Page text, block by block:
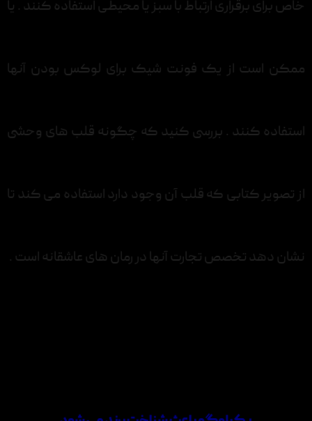
خاص برای برقراری ارتباط با سبز یا محیطی استفاده کنند . یا
ممکن است از یک فونت شیک برای لوکس بودن آنها
استفاده کنند . بررسی کنید که چگونه قلب های وحشی
از تصویر کتابی که قلب آن وجود دارد استفاده می کند تا
نشان دهد تخصص تجارت آنها در رمان های عاشقانه است .